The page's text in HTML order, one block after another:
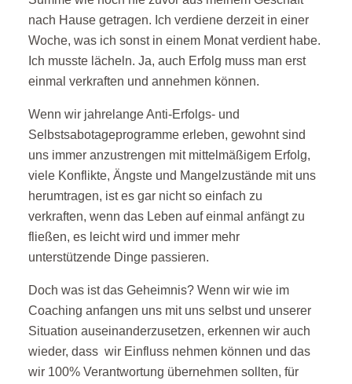
nach Hause getragen. Ich verdiene derzeit in einer
Woche, was ich sonst in einem Monat verdient habe.
Ich musste lächeln. Ja, auch Erfolg muss man erst
einmal verkraften und annehmen können.
Wenn wir jahrelange Anti-Erfolgs- und
Selbstsabotageprogramme erleben, gewohnt sind
uns immer anzustrengen mit mittelmäßigem Erfolg,
viele Konflikte, Ängste und Mangelzustände mit uns
herumtragen, ist es gar nicht so einfach zu
verkraften, wenn das Leben auf einmal anfängt zu
fließen, es leicht wird und immer mehr
unterstützende Dinge passieren.
Doch was ist das Geheimnis? Wenn wir wie im
Coaching anfangen uns mit uns selbst und unserer
Situation auseinanderzusetzen, erkennen wir auch
wieder, dass wir Einfluss nehmen können und das
wir 100% Verantwortung übernehmen sollten, für